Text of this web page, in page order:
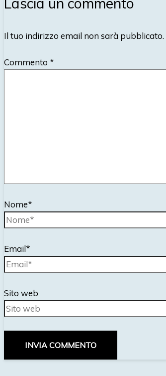
Il tuo indirizzo email non sarà pubblicato.
Commento *
Nome*
Email*
Sito web